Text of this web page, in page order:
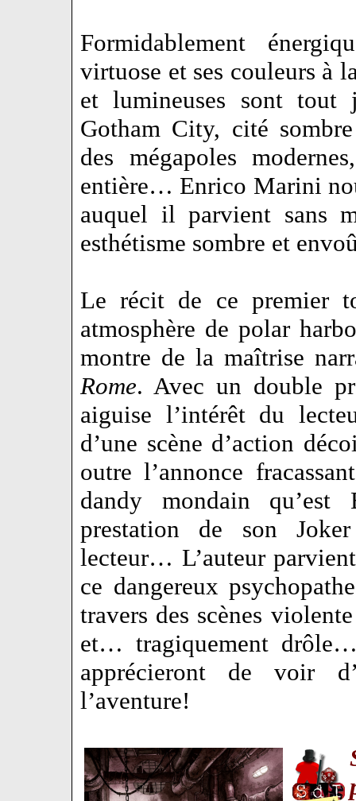
Formidablement
virtuose et ses couleurs à
et lumineuses sont
Gotham City, cité
des mégapoles
entière… Enrico Marini
auquel il parvient sans
esthétisme sombre et
Le récit de ce premier
atmosphère de polar
montre de la maîtrise
Rome. Avec un double
aiguise l’intérêt du
d’une scène d’action
outre l’annonce
dandy mondain qu’est
prestation de son
lecteur… L’auteur
ce dangereux
travers des scènes
et… tragiquement
apprécieront de voir
l’aventure!